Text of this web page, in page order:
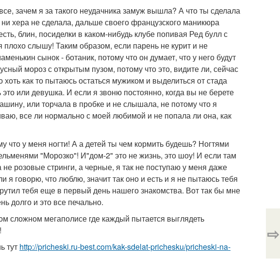
зачем я за такого неудачника замуж вышла? А что ты сделала
хера не сделала, дальше своего французского маникюра
блин, посиделки в каком-нибудь клубе попивая Ред булл с
слышу! Таким образом, если парень не курит и не
сынок - ботаник, потому что он думает, что у него будут
мороз с открытым пузом, потому что это, видите ли, сейчас
как то пытаюсь остаться мужиком и выделиться от стада
или девушка. И если я звоню постоянно, когда вы не берете
или торчала в пробке и не слышала, не потому что я
все ли нормально с моей любимой и не попала ли она, как
что у меня ногти! А а детей ты чем кормить будешь? Ногтями
"Морозко"! И"дом-2" это не жизнь, это шоу! И если там
розовые стринги, а черные, я так не поступаю у меня даже
говорю, что люблю, значит так оно и есть и я не пытаюсь тебя
тебя еще в первый день нашего знакомства. Вот так бы мне
долго и это все печально.
сложном мегаполисе где каждый пытается выглядеть
тут http://pricheski.ru-best.com/kak-sdelat-prichesku/pricheski-na-
⇨